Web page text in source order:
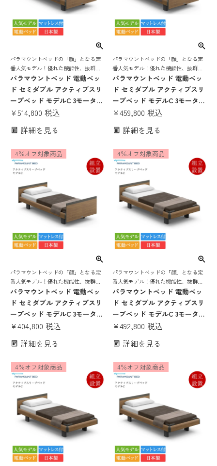
パラマウントベッドの「顔」となる定
番人気モデル！優れた機能性、抜群の
寝心地を誇る 電動リクライニングベッ
ド
パラマウントベッド 電動ベッ
ド セミダブル アクティブスリ
ープベッド モデルC 3モーター
スクエアボード ヨーロピアン
チ アクティブスリープマット
品 Active Sleep Bed マットレ
ス付き 介護ベッド
¥514,800 税込
詳細を見る
パラマウントベッドの「顔」となる定
番人気モデル！優れた機能性、抜群の
寝心地を誇る 電動リクライニングベッ
ド
パラマウントベッド 電動ベッ
ド セミダブル アクティブスリ
ープベッド モデルC 3モーター
スクエアボード ヨーロピアン
チ アクティブスリープマット
品 Active Sleep Bed マットレ
ス付き 介護ベッド
¥459,800 税込
詳細を見る
パラマウントベッドの「顔」となる定
番人気モデル！優れた機能性、抜群の
寝心地を誇る 電動リクライニングベッ
ド
パラマウントベッド 電動ベッ
ド セミダブル アクティブスリ
ープベッド モデルC 3モーター
スクエアボード ヨーロピアン
チ アクティブスリープマット
品 Active Sleep Bed マットレ
ス付き 介護ベッド
4％オフ対象商品
¥404,800 税込
詳細を見る
パラマウントベッドの「顔」となる定
番人気モデル！優れた機能性、抜群の
寝心地を誇る 電動リクライニングベッ
ド
パラマウントベッド 電動ベッ
ド セミダブル アクティブスリ
ープベッド モデルC 3モーター
スクエアボード ハリウッドス
アクティブスリープマットレ
Active Sleep Bed マットレス
付き 介護ベッド
4％オフ対象商品
¥492,800 税込
詳細を見る
4％オフ対象商品 4％オフ対象商品